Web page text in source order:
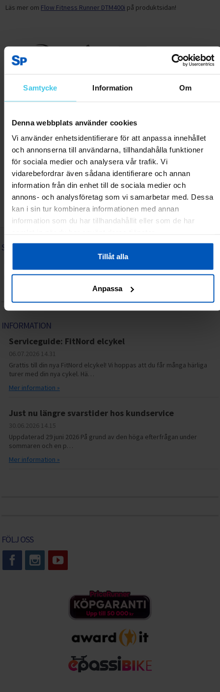
Samtycke Information Om
Denna webbplats använder cookies
Vi använder enhetsidentifierare för att anpassa innehållet
och annonserna till användarna, tillhandahålla funktioner
för sociala medier och analysera vår trafik. Vi
vidarebefordrar även sådana identifierare och annan
information från din enhet till de sociala medier och
annons- och analysföretag som vi samarbetar med. Dessa
kan i sin tur kombinera informationen med annan
information som du har tillhandahållit eller som de har
Tillåt alla
Anpassa
Kontakta oss
Läs mer om Flow Fitness Runner DTM400i på produktsidan!
SPORTPROFFSEN.SE
Villkor för privatpersoner
Integritetspolicy
Återköp/Reklamationer
Kontakta oss
Frågor & svar (FAQ)
INFORMATION
Serviceguide: FitNord elcykel
06.07.2026 14.31
Grattis till din nya FitNord elcykel! Vi hoppas att du får många härliga
turer med din nya cykel. Hä…
Mer information »
Just nu längre svarstider hos kundservice
30.06.2026 14.15
Uppdaterad 29 juni 2026 På grund av den höga efterfrågan under
sommaren och en p…
Mer information »
FÖLJ OSS